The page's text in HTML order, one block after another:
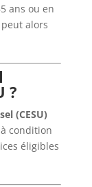
ans ou en
alors
?
(CESU)
condition
éligibles